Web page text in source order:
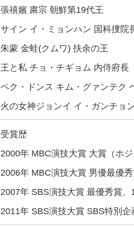
張禧嬪 粛宗 朝鮮第19代王
サイン イ・ミョンハン 国科捜院
朱蒙 金蛙(クムワ) 扶余の王
王と私 チョ・チギョム 内侍府長
ペク・ドンス キム・グァンテク
火の女神ジョンイ イ・ガンチョ
受賞歴
2000年 MBC演技大賞 大賞（ホ
2006年 MBC演技大賞 男優最優
2007年 SBS演技大賞 最優秀賞
2011年 SBS演技大賞 SBS特別